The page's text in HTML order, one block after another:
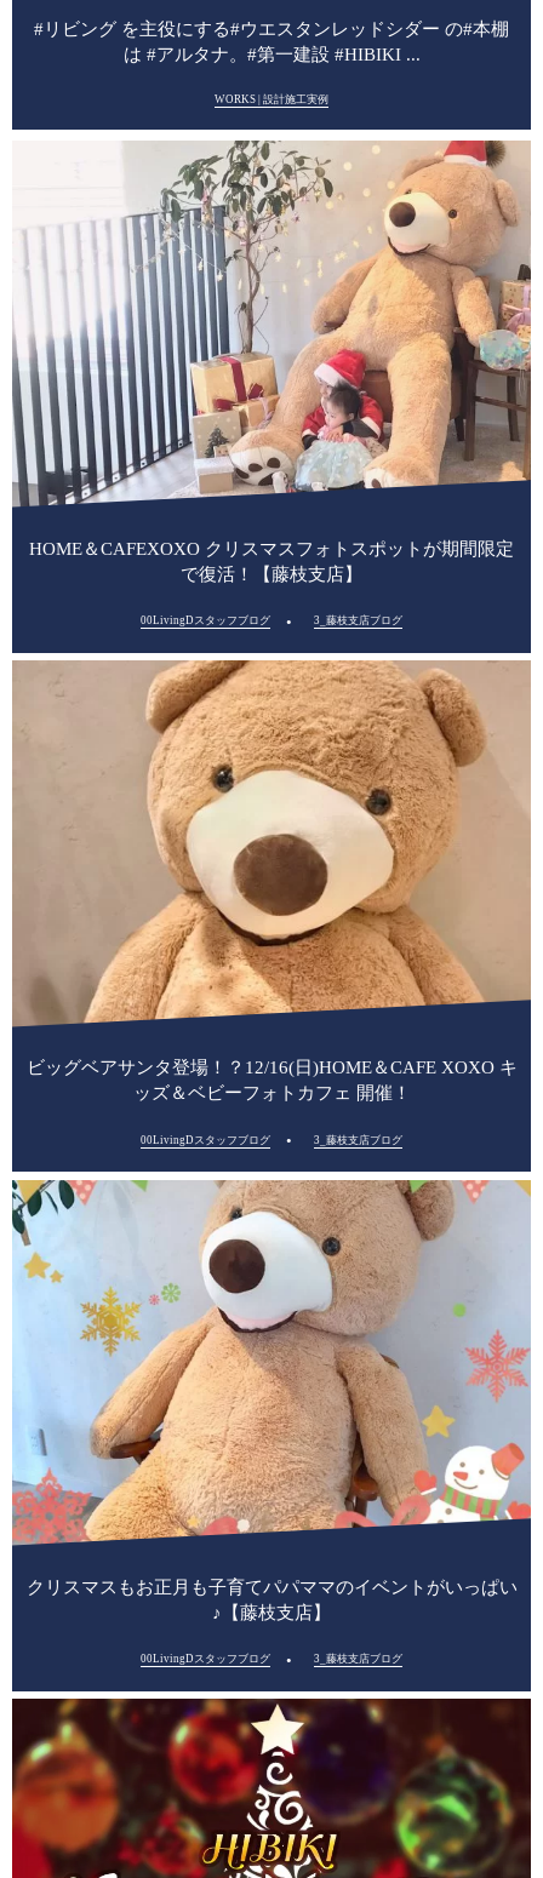
#リビング を主役にする#ウエスタンレッドシダー の#本棚
は #アルタナ。#第一建設 #HIBIKI ...
WORKS | 設計施工実例
HOME＆CAFEXOXO クリスマスフォトスポットが期間限定
で復活！【藤枝支店】
00LivingDスタッフブログ 3_藤枝支店ブログ
ビッグベアサンタ登場！？12/16(日)HOME＆CAFE XOXO キ
ッズ＆ベビーフォトカフェ 開催！
00LivingDスタッフブログ 3_藤枝支店ブログ
クリスマスもお正月も子育てパパママのイベントがいっぱい
♪【藤枝支店】
00LivingDスタッフブログ 3_藤枝支店ブログ